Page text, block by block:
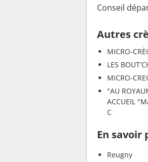
Conseil
Autres
MICRO-
LES
MICRO-
"AU
ACCUEIL
C
En savoir
Reugny